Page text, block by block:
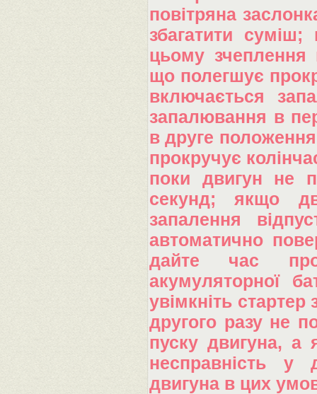
повітряна
збагатити
цьому зчеплення
що полегшує
включається
запалювання в
в друге
прокручує
поки двигун не
секунд; якщо
запалення
автоматично
дайте час
акумуляторної
увімкніть
другого разу не
пуску двигуна, а
несправність у
двигуна в цих